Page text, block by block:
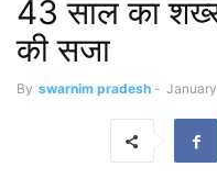
43 साल का
की सजा
By swarnim pradesh -